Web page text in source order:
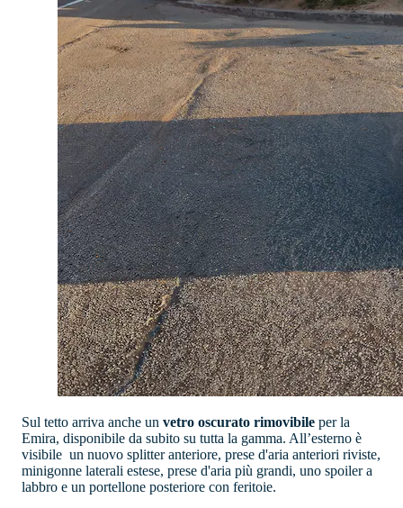
Sul tetto arriva anche un vetro oscurato rimovibile per la
Emira, disponibile da subito su tutta la gamma. All’esterno è
visibile un nuovo splitter anteriore, prese d'aria anteriori riviste,
minigonne laterali estese, prese d'aria più grandi, uno spoiler a
labbro e un portellone posteriore con feritoie.